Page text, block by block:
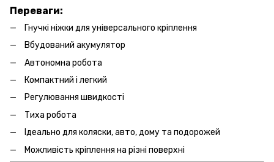
Переваги:
Гнучкі ніжки для універсального кріплення
Вбудований акумулятор
Автономна робота
Компактний і легкий
Регулювання швидкості
Тиха робота
Ідеально для коляски, авто, дому та подорожей
Можливість кріплення на різні поверхні